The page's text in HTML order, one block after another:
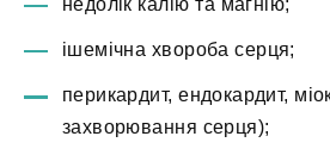
недолік калію та магнію;
ішемічна хвороба серця;
перикардит, ендокардит,
захворювання серця);